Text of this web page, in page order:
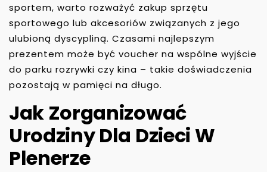
sportem, warto rozważyć zakup sprzętu
sportowego lub akcesoriów związanych z jego
ulubioną dyscypliną. Czasami najlepszym
prezentem może być voucher na wspólne wyjście
do parku rozrywki czy kina – takie doświadczenia
pozostają w pamięci na długo.
Jak Zorganizować
Urodziny Dla Dzieci W
Plenerze